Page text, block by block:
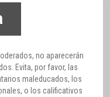
no aparecerán
Evita, por favor, las
maleducados, los
o los calificativos